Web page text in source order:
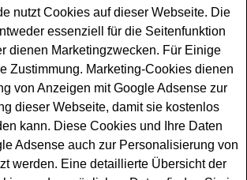
Gewinnspiel -
gewinnen
Gewinnspiel für alle,, die
gewinnen möchten. Verlost
nutzt Cookies auf dieser Webseite. Die
essenziell für die Seitenfunktion
dienen Marketingzwecken. Für Einige
Zustimmung. Marketing-Cookies dienen
von Anzeigen mit Google Adsense zur
dieser Webseite, damit sie kostenlos
kann. Diese Cookies und Ihre Daten
Adsense auch zur Personalisierung von
werden. Eine detaillierte Übersicht der